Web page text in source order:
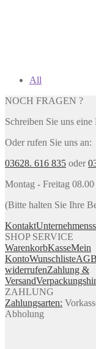
All
NOCH FRAGEN ?
Schreiben Sie uns eine
Oder rufen Sie uns an:
03628. 616 835 oder
Montag - Freitag
(Bitte halten Sie Ihre
Kontakt
SHOP SERVICE
WarenkorbKasseMein
KontoWunschlisteAGB
widerrufenZahlung &
Versand
ZAHLUNG
Zahlungsarten:
Abholung